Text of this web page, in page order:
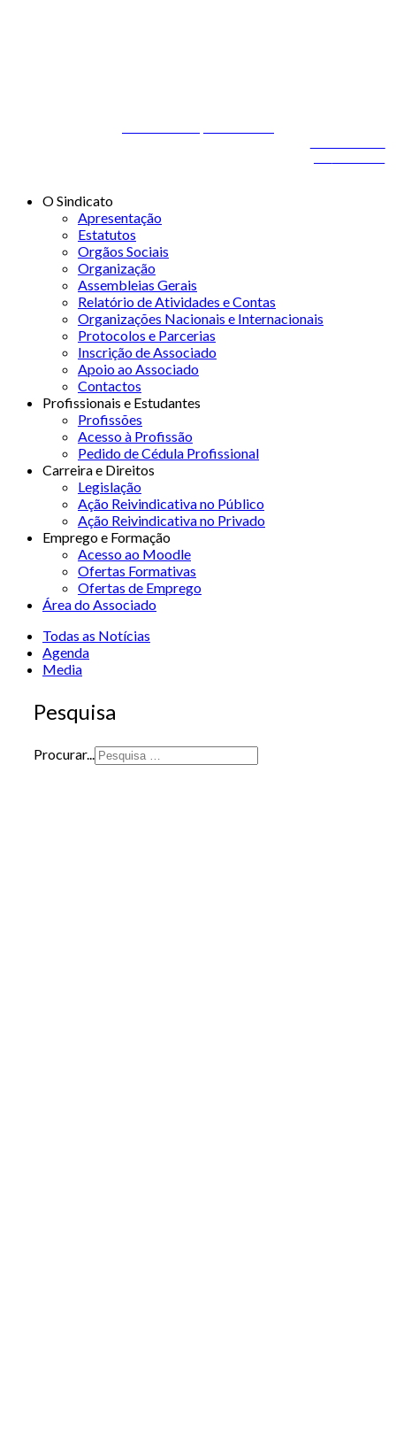
O Sindicato
Apresentação
Estatutos
Orgãos Sociais
Organização
Assembleias Gerais
Relatório de Atividades e Contas
Organizações Nacionais e Internacionais
Protocolos e Parcerias
Inscrição de Associado
Apoio ao Associado
Contactos
Profissionais e Estudantes
Profissões
Acesso à Profissão
Pedido de Cédula Profissional
Carreira e Direitos
Legislação
Ação Reivindicativa no Público
Ação Reivindicativa no Privado
Emprego e Formação
Acesso ao Moodle
Ofertas Formativas
Ofertas de Emprego
Área do Associado
Todas as Notícias
Agenda
Media
Pesquisa
Procurar...